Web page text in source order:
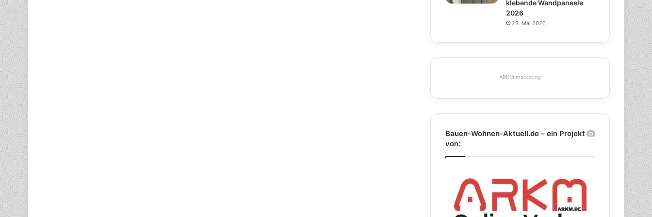
klebende Wandpaneele
2026
23. Mai 2026
ARKM.marketing
Bauen-Wohnen-Aktuell.de – ein Projekt
von: